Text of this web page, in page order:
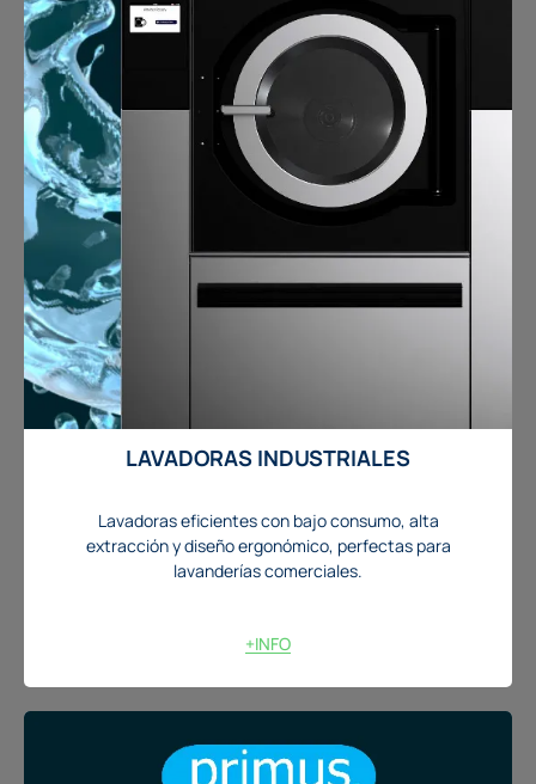
LAVADORAS INDUSTRIALES
Lavadoras eficientes con bajo consumo, alta
extracción y diseño ergonómico, perfectas para
lavanderías comerciales.
+INFO